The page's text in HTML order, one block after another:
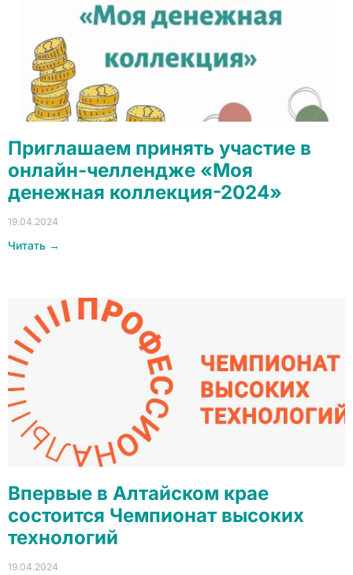
Приглашаем принять участие в
онлайн-челлендже «Моя
денежная коллекция-2024»
19.04.2024
Читать →
Впервые в Алтайском крае
состоится Чемпионат высоких
технологий
19.04.2024